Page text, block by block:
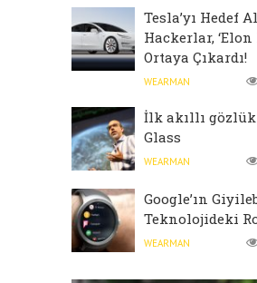
Tesla’yı Hedef
Hackerlar, ‘Elon
Ortaya Çıkardı!
WEARMAN
İlk akıllı gözlük
Glass
WEARMAN
Google’ın
Teknolojideki
WEARMAN